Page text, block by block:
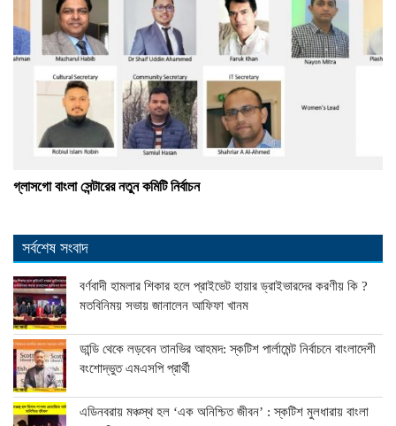
গ্লাসগো বাংলা সেন্টারের নতুন কমিটি নির্বাচন
সর্বশেষ সংবাদ
বর্ণবাদী হামলার শিকার হলে প্রাইভেট হায়ার ড্রাইভারদের করণীয় কি ?
মতবিনিময় সভায় জানালেন আফিফা খানম
ডান্ডি থেকে লড়বেন তানভির আহমদ: স্কটিশ পার্লামেন্ট নির্বাচনে বাংলাদেশী
বংশোদ্ভুত এমএসপি প্রার্থী
এডিনবরায় মঞ্চস্থ হল ‘এক অনিশ্চিত জীবন’ : স্কটিশ মুলধারায় বাংলা